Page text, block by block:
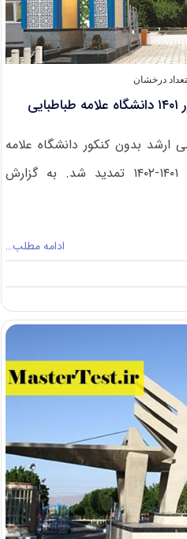
درخشان
بدون کنکور دانشگاه علامه
طباطبایی برای سال تحصیلی ۱۴۰۱-۱۴۰۲ تمدید شد. به گزارش
ادامه مطلب…